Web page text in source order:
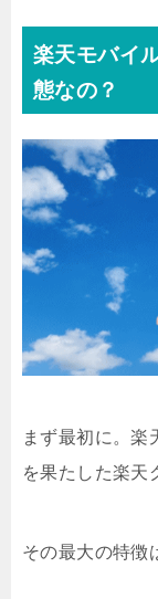
楽天モバイ
態なの？
まず最初に。楽
を果たした楽天
その最大の特徴